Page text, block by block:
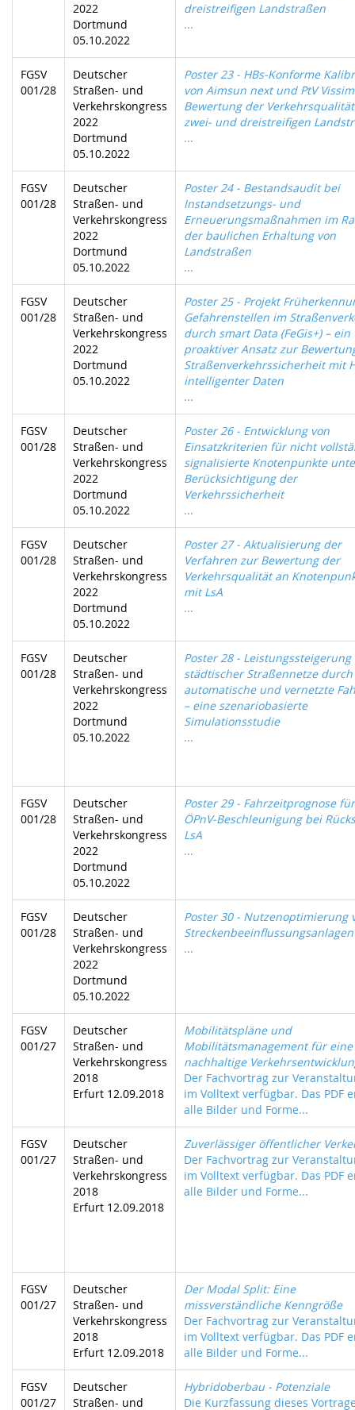
2022
Dortmund
05.10.2022
dreistreifigen Landstraßen
...
FGSV
001/28
Deutscher
Straßen- und
Verkehrskongress
2022
Dortmund
05.10.2022
Poster 23 - HBs-Konforme
von Aimsun next und PtV
Bewertung der
zwei- und dreistreifigen
...
FGSV
001/28
Deutscher
Straßen- und
Verkehrskongress
2022
Dortmund
05.10.2022
Poster 24 - Bestandsaudit bei
Instandsetzungs- und
Erneuerungsmaßnahmen im
der baulichen Erhaltung von
Landstraßen
...
FGSV
001/28
Deutscher
Straßen- und
Verkehrskongress
2022
Dortmund
05.10.2022
Poster 25 - Projekt
Gefahrenstellen im
durch smart Data (FeGis+) – ein
proaktiver Ansatz zur
Straßenverkehrssicherheit mit
intelligenter Daten
...
FGSV
001/28
Deutscher
Straßen- und
Verkehrskongress
2022
Dortmund
05.10.2022
Poster 26 - Entwicklung von
Einsatzkriterien für nicht
signalisierte Knotenpunkte
Berücksichtigung der
Verkehrssicherheit
...
FGSV
001/28
Deutscher
Straßen- und
Verkehrskongress
2022
Dortmund
05.10.2022
Poster 27 - Aktualisierung der
Verfahren zur Bewertung der
Verkehrsqualität an
mit LsA
...
FGSV
001/28
Deutscher
Straßen- und
Verkehrskongress
2022
Dortmund
05.10.2022
Poster 28 - Leistungssteigerung
städtischer Straßennetze durch
automatische und vernetzte
– eine szenariobasierte
Simulationsstudie
...
FGSV
001/28
Deutscher
Straßen- und
Verkehrskongress
2022
Dortmund
05.10.2022
Poster 29 - Fahrzeitprognose
ÖPnV-Beschleunigung bei
LsA
...
FGSV
001/28
Deutscher
Straßen- und
Verkehrskongress
2022
Dortmund
05.10.2022
Poster 30 - Nutzenoptimierung
Streckenbeeinflussungsanlagen
...
FGSV
001/27
Deutscher
Straßen- und
Verkehrskongress
2018
Erfurt 12.09.2018
Mobilitätspläne und
Mobilitätsmanagement für eine
nachhaltige
Der Fachvortrag zur
im Volltext verfügbar. Das PDF
alle Bilder und Forme...
FGSV
001/27
Deutscher
Straßen- und
Verkehrskongress
2018
Erfurt 12.09.2018
Zuverlässiger öffentlicher
Der Fachvortrag zur
im Volltext verfügbar. Das PDF
alle Bilder und Forme...
FGSV
001/27
Deutscher
Straßen- und
Verkehrskongress
2018
Erfurt 12.09.2018
Der Modal Split: Eine
missverständliche Kenngröße
Der Fachvortrag zur
im Volltext verfügbar. Das PDF
alle Bilder und Forme...
FGSV
001/27
Deutscher
Straßen- und
Hybridoberbau - Potenziale
Die Kurzfassung dieses